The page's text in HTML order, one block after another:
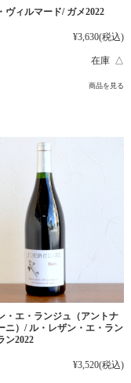
ヴィルマード/ ガメ2022
¥3,630(税込)
在庫 △
商品を見る
・エ・ランジュ（アントナ
ニ）/ ル・レザン・エ・ラン
2022
¥3,520(税込)